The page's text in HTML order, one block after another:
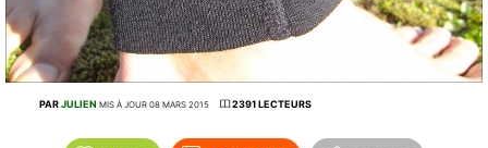
PARJULIEN MIS À JOUR 08 MARS 2015 2391 LECTEURS